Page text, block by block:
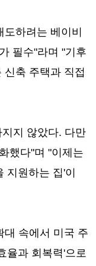
도하려는 베이비
필수"라며 "기후
축 주택과 직접
지 않았다. 다만
했다"며 "이제는
지원하는 집'이
대 속에서 미국 주
율과 회복력'으로